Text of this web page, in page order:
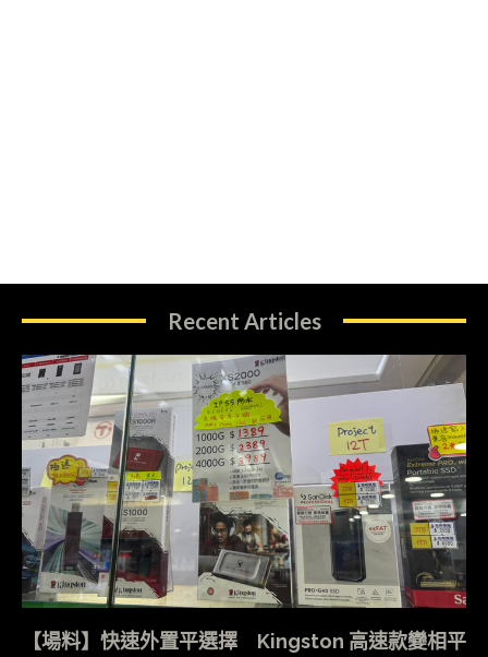
Recent Articles
【場料】快速外置平選擇 Kingston 高速款變相平